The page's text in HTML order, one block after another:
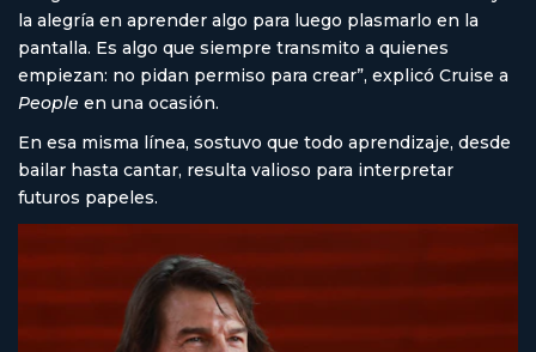
la alegría en aprender algo para luego plasmarlo en la
pantalla. Es algo que siempre transmito a quienes
empiezan: no pidan permiso para crear”, explicó Cruise a
People en una ocasión.
En esa misma línea, sostuvo que todo aprendizaje, desde
bailar hasta cantar, resulta valioso para interpretar
futuros papeles.